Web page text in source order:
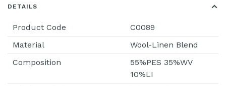
DETAILS
Product Code
C0089
Material
Wool-Linen Blend
Composition
55%PES 35%WV
10%LI